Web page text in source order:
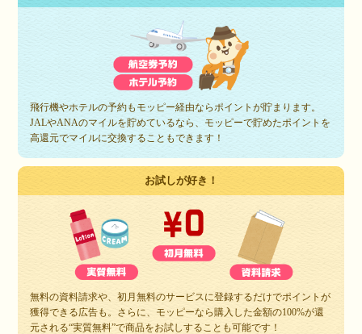
飛行機やホテルの予約もモッピー経由ならポイントが貯まります。
JALやANAのマイルを貯めているなら、モッピーで貯めたポイントを
高還元でマイルに交換することもできます！
お試しが好き！
無料の資料請求や、初月無料のサービスに登録するだけでポイントが
獲得できる広告も。さらに、モッピーなら購入した金額の100%が還
元される“実質無料”で商品をお試しすることも可能です！